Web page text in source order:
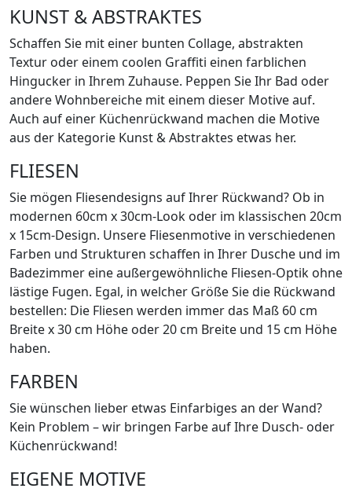
KUNST & ABSTRAKTES
Schaffen Sie mit einer bunten Collage, abstrakten
Textur oder einem coolen Graffiti einen farblichen
Hingucker in Ihrem Zuhause. Peppen Sie Ihr Bad oder
andere Wohnbereiche mit einem dieser Motive auf.
Auch auf einer Küchenrückwand machen die Motive
aus der Kategorie Kunst & Abstraktes etwas her.
FLIESEN
Sie mögen Fliesendesigns auf Ihrer Rückwand? Ob in
modernen 60cm x 30cm-Look oder im klassischen 20cm
x 15cm-Design. Unsere Fliesenmotive in verschiedenen
Farben und Strukturen schaffen in Ihrer Dusche und im
Badezimmer eine außergewöhnliche Fliesen-Optik ohne
lästige Fugen. Egal, in welcher Größe Sie die Rückwand
bestellen: Die Fliesen werden immer das Maß 60 cm
Breite x 30 cm Höhe oder 20 cm Breite und 15 cm Höhe
haben.
FARBEN
Sie wünschen lieber etwas Einfarbiges an der Wand?
Kein Problem – wir bringen Farbe auf Ihre Dusch- oder
Küchenrückwand!
EIGENE MOTIVE